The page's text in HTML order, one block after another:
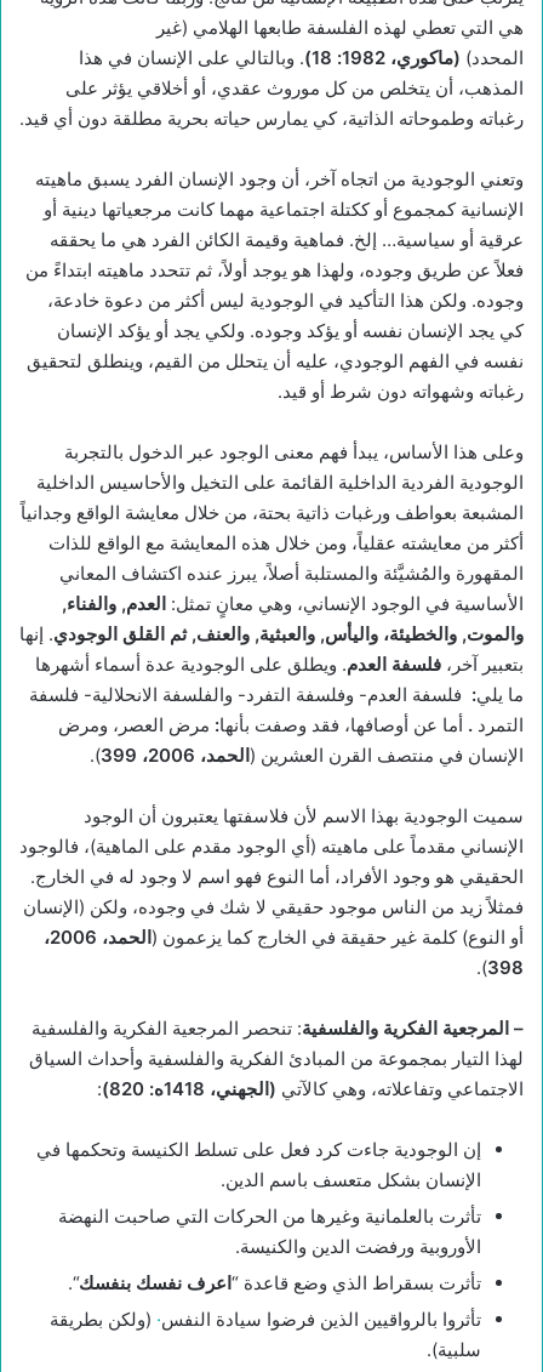
هي التي تعطي لهذه الفلسفة طابعها الهلامي (غير
المحدد) (ماكوري، 1982: 18)
. وبالتالي على الإنسان في هذا
المذهب، أن يتخلص من كل موروث عقدي، أو أخلاقي يؤثر على
رغباته وطموحاته الذاتية، كي يمارس حياته بحرية مطلقة دون أي قيد.
وتعني الوجودية من اتجاه آخر، أن وجود الإنسان الفرد يسبق ماهيته
الإنسانية كمجموع أو ككتلة اجتماعية مهما كانت مرجعياتها دينية أو
عرقية أو سياسية… إلخ. فماهية وقيمة الكائن الفرد هي ما يحققه
فعلاً عن طريق وجوده، ولهذا هو يوجد أولاً، ثم تتحدد ماهيته ابتداءً من
وجوده. ولكن هذا التأكيد في الوجودية ليس أكثر من دعوة خادعة،
كي يجد الإنسان نفسه أو يؤكد وجوده. ولكي يجد أو يؤكد الإنسان
نفسه في الفهم الوجودي، عليه أن يتحلل من القيم، وينطلق لتحقيق
رغباته وشهواته دون شرط أو قيد.
وعلى هذا الأساس، يبدأ فهم معنى الوجود عبر الدخول بالتجربة
الوجودية الفردية الداخلية القائمة على التخيل والأحاسيس الداخلية
المشبعة بعواطف ورغبات ذاتية بحتة، من خلال معايشة الواقع وجدانياً
أكثر من معايشته عقلياً، ومن خلال هذه المعايشة مع الواقع للذات
المقهورة والمُشيَّئة والمستلبة أصلاً، يبرز عنده اكتشاف المعاني
الأساسية في الوجود الإنساني، وهي معانٍ تمثل: العدم, والفناء,
والموت, والخطيئة، واليأس, والعبثية, والعنف, ثم القلق الوجودي. إنها
بتعبير آخر، فلسفة العدم. ويطلق على الوجودية عدة أسماء أشهرها
ما يلي: فلسفة العدم- وفلسفة التفرد- والفلسفة الانحلالية- فلسفة
التمرد . أما عن أوصافها، فقد وصفت بأنها: مرض العصر، ومرض
الإنسان في منتصف القرن العشرين (الحمد، 2006، 399 ).
سميت الوجودية بهذا الاسم لأن فلاسفتها يعتبرون أن الوجود
الإنساني مقدماً على ماهيته (أي الوجود مقدم على الماهية)، فالوجود
الحقيقي هو وجود الأفراد، أما النوع فهو اسم لا وجود له في الخارج.
فمثلاً زيد من الناس موجود حقيقي لا شك في وجوده، ولكن (الإنسان
أو النوع) كلمة غير حقيقة في الخارج كما يزعمون (
الحمد، 2006،
398
).
– المرجعية الفكرية والفلسفية: تنحصر المرجعية الفكرية والفلسفية
لهذا التيار بمجموعة من المبادئ الفكرية والفلسفية وأحداث السياق
الاجتماعي وتفاعلاته، وهي كالآتي (الجهني، 1418ه: 820) :
إن الوجودية جاءت كرد فعل على تسلط الكنيسة وتحكمها في
الإنسان بشكل متعسف باسم الدين.
تأثرت بالعلمانية وغيرها من الحركات التي صاحبت النهضة
الأوروبية ورفضت الدين والكنيسة.
تأثرت بسقراط الذي وضع قاعدة “اعرف نفسك بنفسك“.
تأثروا بالرواقيين الذين فرضوا سيادة النفس· (ولكن بطريقة
سلبية).